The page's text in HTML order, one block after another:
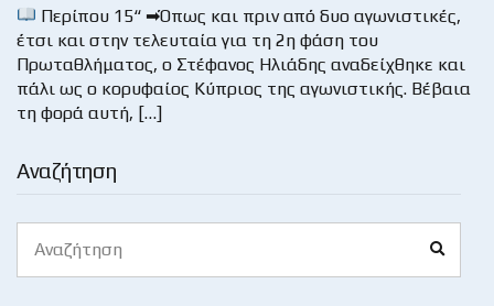
Αναζήτηση
for:
Περίπου 15“ ➡Όπως και πριν από δυο αγωνιστικές,
έτσι και στην τελευταία για τη 2η φάση του
Πρωταθλήματος, ο Στέφανος Ηλιάδης αναδείχθηκε και
πάλι ως ο κορυφαίος Κύπριος της αγωνιστικής. Βέβαια
τη φορά αυτή, […]